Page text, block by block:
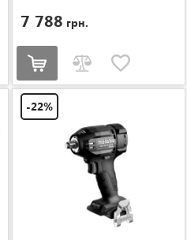
7 788 грн.
-22%